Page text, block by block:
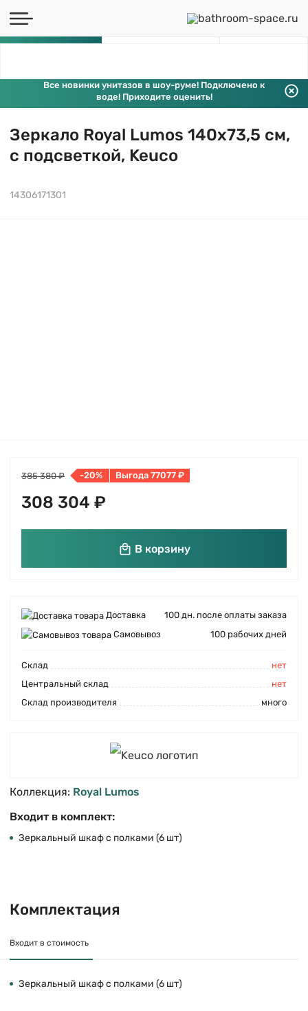
Все новинки унитазов в шоу-руме! Подключено к
воде! Приходите оценить!
Зеркало Royal Lumos 140х73,5 см,
с подсветкой, Keuco
14306171301
385 380 ₽ -20% Выгода 77077 ₽
308 304 ₽
В корзину
Доставка
100 дн. после оплаты заказа
Самовывоз
100 рабочих дней
Cклад
нет
Центральный склад
нет
Склад производителя
много
Коллекция: Royal Lumos
Входит в комплект:
Зеркальный шкаф с полками (6 шт)
Комплектация
Входит в стоимость
Зеркальный шкаф с полками (6 шт)